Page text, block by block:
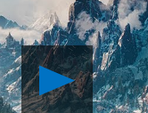
Riproduci
video